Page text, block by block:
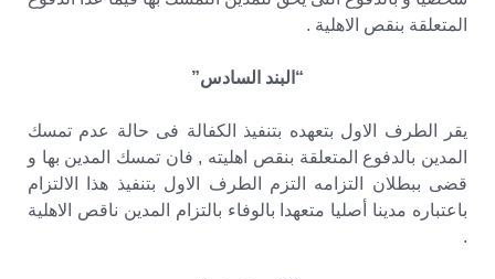
المتعلقة بنقص الاهلية .
“البند السادس”
يقر الطرف الاول بتعهده بتنفيذ الكفالة فى حالة عدم تمسك
المدين بالدفوع المتعلقة بنقص اهليته , فان تمسك المدين بها و
قضى ببطلان التزامه التزم الطرف الاول بتنفيذ هذا الالتزام
باعتباره مدينا أصليا متعهدا بالوفاء بالتزام المدين ناقص الاهلية
.